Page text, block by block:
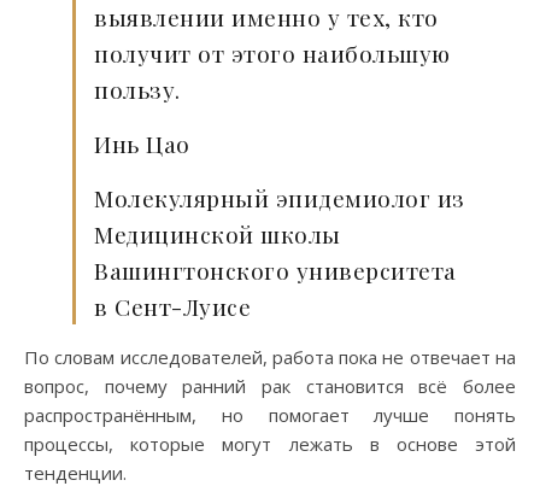
выявлении именно у тех, кто
получит от этого наибольшую
пользу.
Инь Цао
Молекулярный эпидемиолог из
Медицинской школы
Вашингтонского университета
в Сент-Луисе
По словам исследователей, работа пока не отвечает на
вопрос, почему ранний рак становится всё более
распространённым, но помогает лучше понять
процессы, которые могут лежать в основе этой
тенденции.